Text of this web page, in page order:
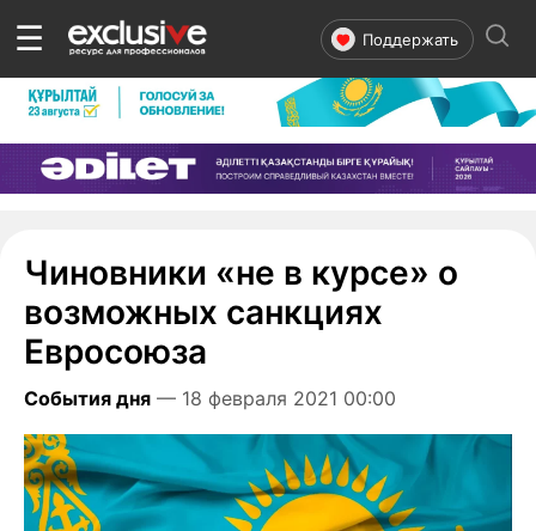
☰ Поддержать
Чиновники «не в курсе» о
возможных санкциях
Евросоюза
События дня — 18 февраля 2021 00:00